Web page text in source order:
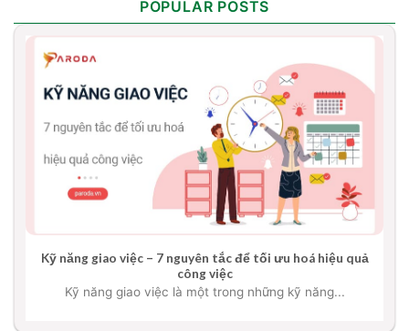
POPULAR POSTS
Kỹ năng giao việc – 7 nguyên tắc để tối ưu hoá hiệu quả
công việc
Kỹ năng giao việc là một trong những kỹ năng...